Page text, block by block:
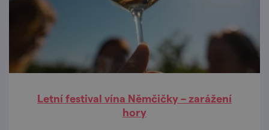
Letní festival vína Němčičky – zarážení
hory